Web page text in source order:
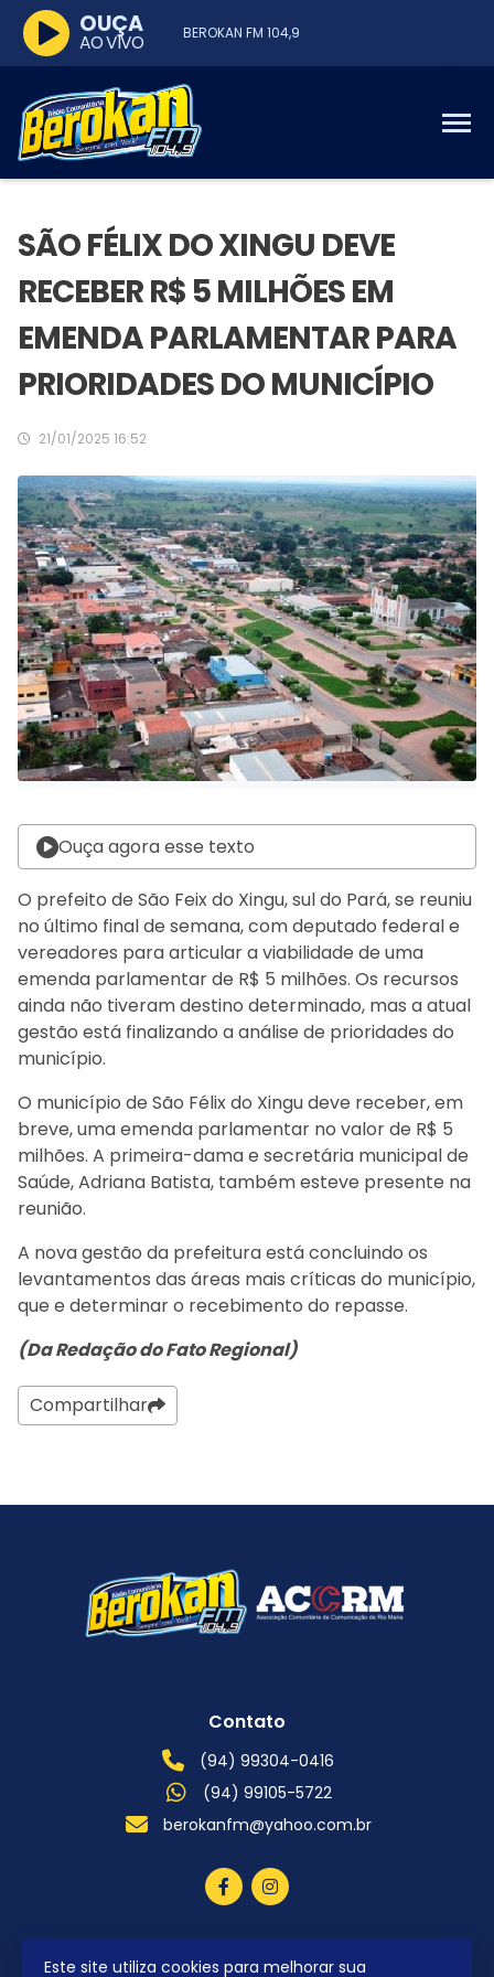
BEROKAN FM 104,9
OUÇA
AO VIVO
SÃO FÉLIX DO XINGU DEVE
RECEBER R$ 5 MILHÕES EM
EMENDA PARLAMENTAR PARA
PRIORIDADES DO MUNICÍPIO
21/01/2025 16:52
Ouça agora esse texto
O prefeito de São Feix do Xingu, sul do Pará, se reuniu
no último final de semana, com deputado federal e
vereadores para articular a viabilidade de uma
emenda parlamentar de R$ 5 milhões. Os recursos
ainda não tiveram destino determinado, mas a atual
gestão está finalizando a análise de prioridades do
município.
O município de São Félix do Xingu deve receber, em
breve, uma emenda parlamentar no valor de R$ 5
milhões. A primeira-dama e secretária municipal de
Saúde, Adriana Batista, também esteve presente na
reunião.
A nova gestão da prefeitura está concluindo os
levantamentos das áreas mais críticas do município,
que e determinar o recebimento do repasse.
(Da Redação do Fato Regional)
Compartilhar
Este site utiliza cookies para melhorar sua
Contato
(94) 99304-0416
(94) 99105-5722
berokanfm@yahoo.com.br